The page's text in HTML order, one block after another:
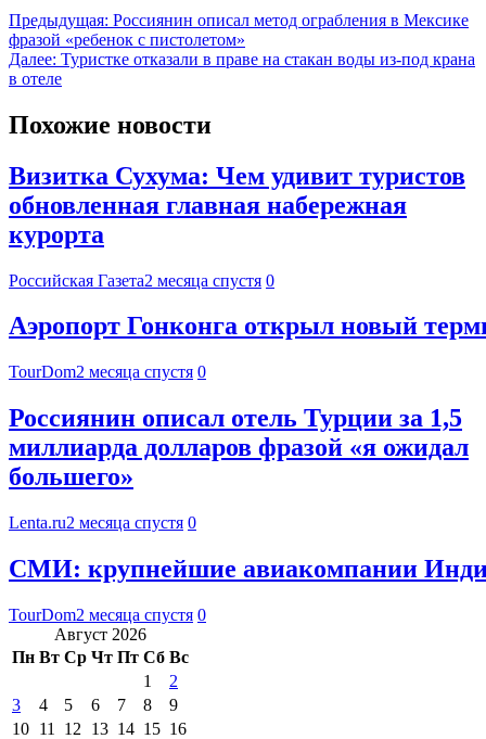
Предыдущая: Россиянин описал метод ограбления в Мексике
фразой «ребенок с пистолетом»
Далее: Туристке отказали в праве на стакан воды из-под крана
в отеле
Похожие новости
Визитка Сухума: Чем удивит туристов
обновленная главная набережная
курорта
Российская Газета2 месяца спустя 0
Аэропорт Гонконга открыл новый
TourDom2 месяца спустя 0
Россиянин описал отель Турции за 1,5
миллиарда долларов фразой «я ожидал
большего»
Lenta.ru2 месяца спустя 0
СМИ: крупнейшие авиакомпании
TourDom2 месяца спустя 0
Август 2026
Пн Вт Ср Чт Пт Сб Вс
1
2
3
4 5 6 7 8
9
10 11 12 13 14 15 16